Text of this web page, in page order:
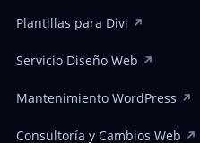
Plantillas para Divi
Servicio Diseño Web
Mantenimiento WordPress
Consultoría y Cambios Web